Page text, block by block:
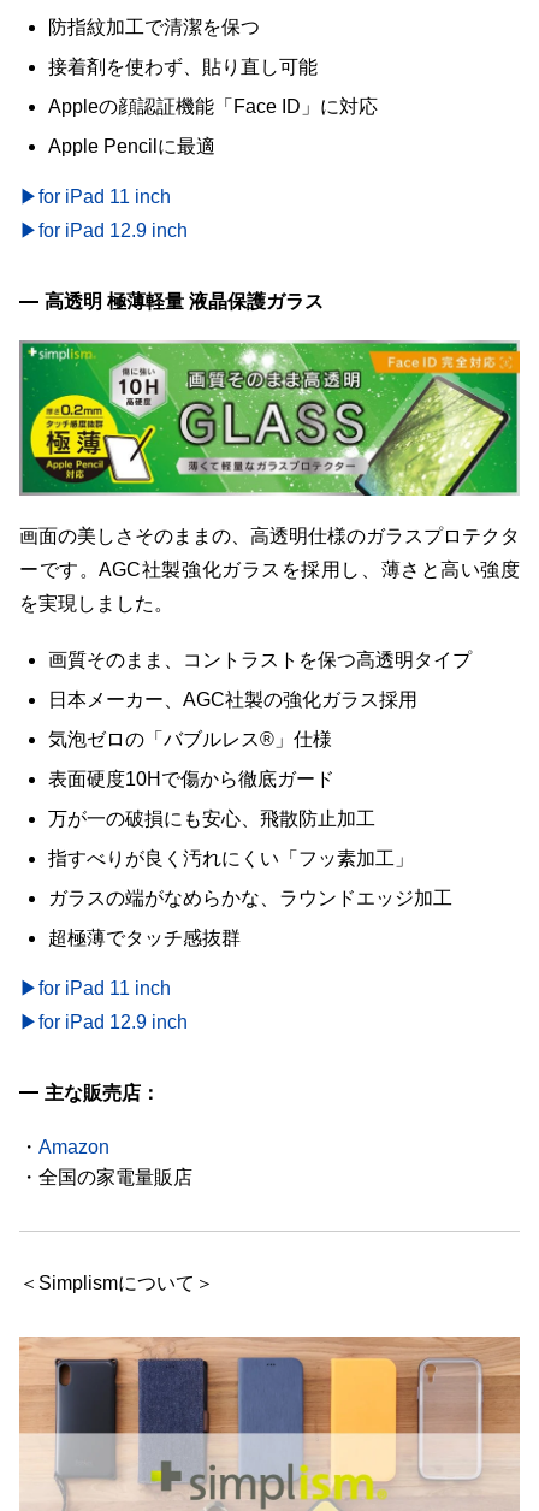
防指紋加工で清潔を保つ
接着剤を使わず、貼り直し可能
Appleの顔認証機能「Face ID」に対応
Apple Pencil‎に最適
▶for iPad 11 inch
▶for iPad 12.9 inch
高透明 極薄軽量 液晶保護ガラス
画面の美しさそのままの、高透明仕様のガラスプロテクタ
ーです。AGC社製強化ガラスを採用し、薄さと高い強度
を実現しました。
画質そのまま、コントラストを保つ高透明タイプ
日本メーカー、AGC社製の強化ガラス採用
気泡ゼロの「バブルレス®」仕様
表面硬度10Hで傷から徹底ガード
万が一の破損にも安心、飛散防止加工
指すべりが良く汚れにくい「フッ素加工」
ガラスの端がなめらかな、ラウンドエッジ加工
超極薄でタッチ感抜群
▶for iPad 11 inch
▶for iPad 12.9 inch
主な販売店：
・ Amazon
・全国の家電量販店
＜Simplismについて＞